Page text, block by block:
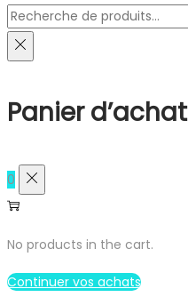
Rechercher
pour :>
Panier d’achat
0
No products in the cart.
Continuer vos achats